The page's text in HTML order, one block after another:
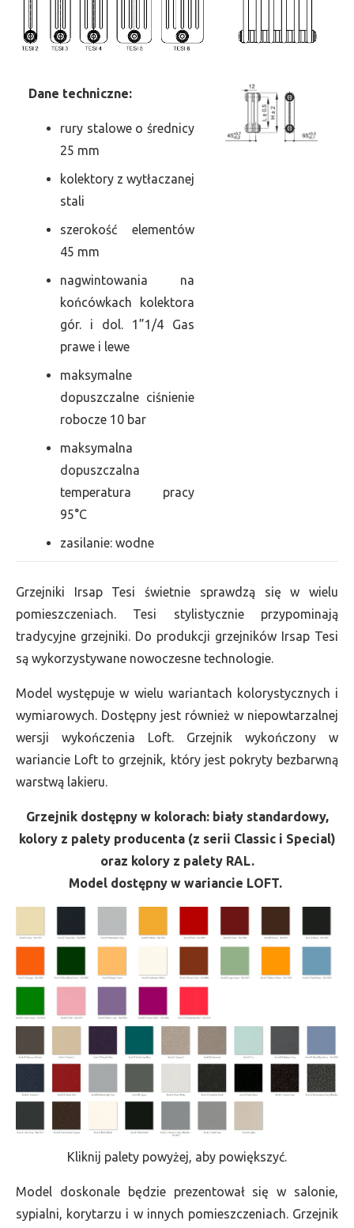
Dane techniczne:
rury stalowe o średnicy
25 mm
kolektory z wytłaczanej
stali
szerokość elementów
45 mm
nagwintowania na
końcówkach kolektora
gór. i dol. 1”1/4 Gas
prawe i lewe
maksymalne
dopuszczalne ciśnienie
robocze 10 bar
maksymalna
dopuszczalna
temperatura pracy
95°C
zasilanie: wodne
Grzejniki Irsap Tesi świetnie sprawdzą się w wielu
pomieszczeniach. Tesi stylistycznie przypominają
tradycyjne grzejniki. Do produkcji grzejników Irsap Tesi
są wykorzystywane nowoczesne technologie.
Model występuje w wielu wariantach kolorystycznych i
wymiarowych. Dostępny jest również w niepowtarzalnej
wersji wykończenia Loft. Grzejnik wykończony w
wariancie Loft to grzejnik, który jest pokryty bezbarwną
warstwą lakieru.
Grzejnik dostępny w kolorach: biały standardowy,
kolory z palety producenta (z serii Classic i Special)
oraz kolory z palety RAL.
Model dostępny w wariancie LOFT.
Kliknij palety powyżej, aby powiększyć.
Model doskonale będzie prezentował się w salonie,
sypialni, korytarzu i w innych pomieszczeniach. Grzejnik